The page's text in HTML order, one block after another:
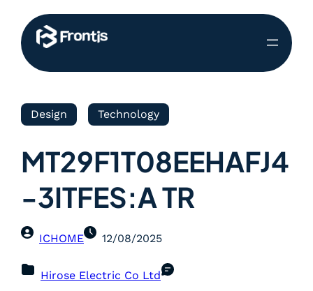
Design Technology
MT29F1T08EEHAFJ4
-3ITFES:A TR
ICHOME 12/08/2025
Hirose Electric Co Ltd